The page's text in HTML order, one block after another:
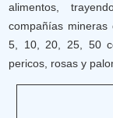
alimentos,
compañías
5, 10, 20, 25, 50
pericos, rosas y